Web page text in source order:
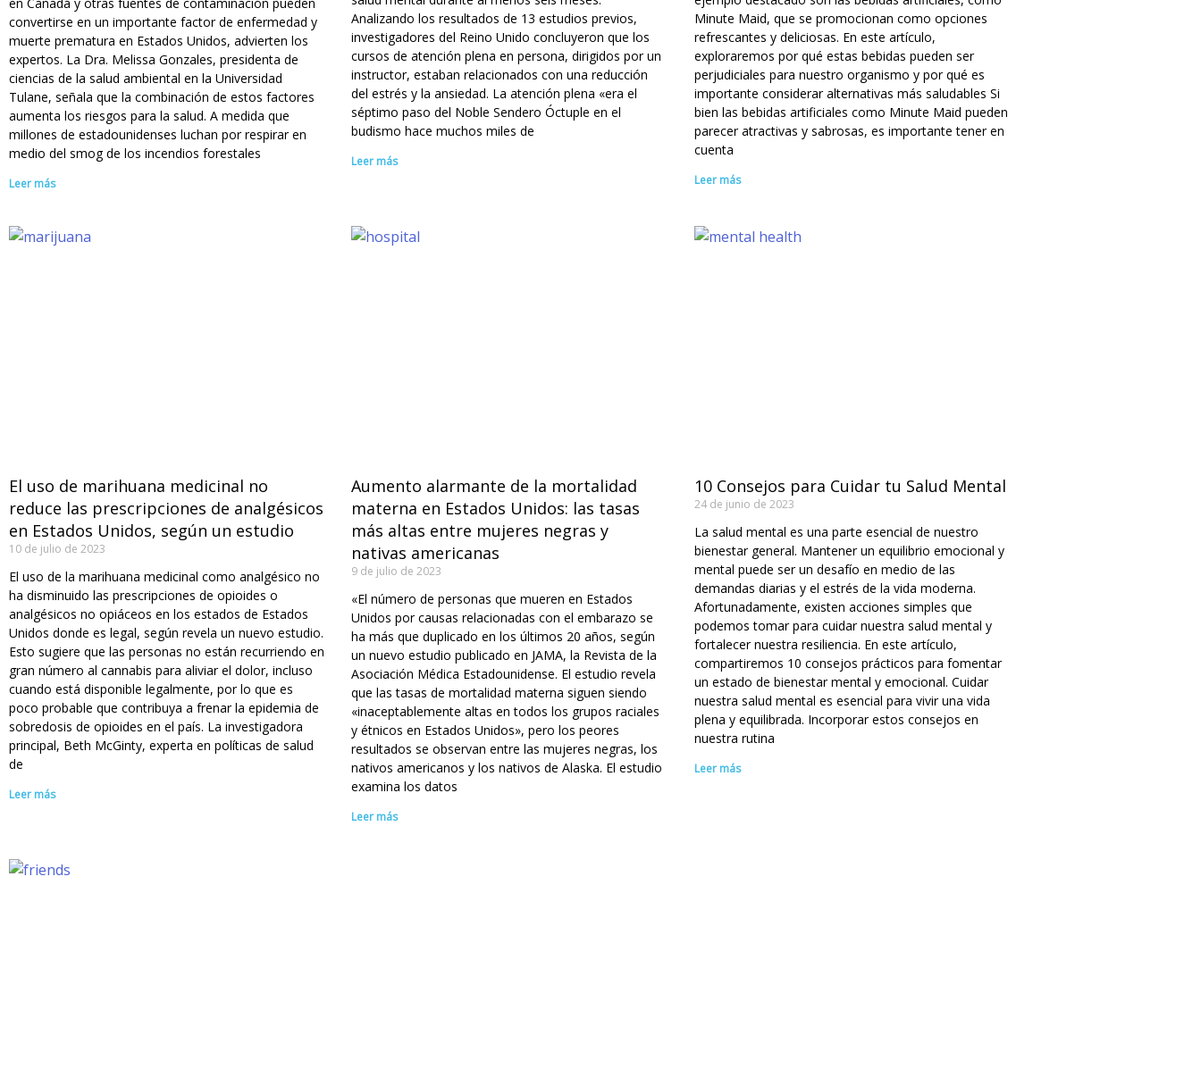
en Canadá y otras fuentes de contaminación pueden
convertirse en un importante factor de enfermedad y
muerte prematura en Estados Unidos, advierten los
expertos. La Dra. Melissa Gonzales, presidenta de
ciencias de la salud ambiental en la Universidad
Tulane, señala que la combinación de estos factores
aumenta los riesgos para la salud. A medida que
millones de estadounidenses luchan por respirar en
medio del smog de los incendios forestales
Leer más
Analizando los resultados de 13 estudios previos,
investigadores del Reino Unido concluyeron que los
cursos de atención plena en persona, dirigidos por un
instructor, estaban relacionados con una reducción
del estrés y la ansiedad. La atención plena «era el
séptimo paso del Noble Sendero Óctuple en el
budismo hace muchos miles de
Leer más
Minute Maid, que se promocionan como opciones
refrescantes y deliciosas. En este artículo,
exploraremos por qué estas bebidas pueden ser
perjudiciales para nuestro organismo y por qué es
importante considerar alternativas más saludables Si
bien las bebidas artificiales como Minute Maid pueden
parecer atractivas y sabrosas, es importante tener en
cuenta
Leer más
El uso de marihuana medicinal no
reduce las prescripciones de analgésicos
en Estados Unidos, según un estudio
10 de julio de 2023
El uso de la marihuana medicinal como analgésico no
ha disminuido las prescripciones de opioides o
analgésicos no opiáceos en los estados de Estados
Unidos donde es legal, según revela un nuevo estudio.
Esto sugiere que las personas no están recurriendo en
gran número al cannabis para aliviar el dolor, incluso
cuando está disponible legalmente, por lo que es
poco probable que contribuya a frenar la epidemia de
sobredosis de opioides en el país. La investigadora
principal, Beth McGinty, experta en políticas de salud
de
Leer más
Aumento alarmante de la mortalidad
materna en Estados Unidos: las tasas
más altas entre mujeres negras y
nativas americanas
9 de julio de 2023
«El número de personas que mueren en Estados
Unidos por causas relacionadas con el embarazo se
ha más que duplicado en los últimos 20 años, según
un nuevo estudio publicado en JAMA, la Revista de la
Asociación Médica Estadounidense. El estudio revela
que las tasas de mortalidad materna siguen siendo
«inaceptablemente altas en todos los grupos raciales
y étnicos en Estados Unidos», pero los peores
resultados se observan entre las mujeres negras, los
nativos americanos y los nativos de Alaska. El estudio
examina los datos
Leer más
10 Consejos para Cuidar tu Salud Mental
24 de junio de 2023
La salud mental es una parte esencial de nuestro
bienestar general. Mantener un equilibrio emocional y
mental puede ser un desafío en medio de las
demandas diarias y el estrés de la vida moderna.
Afortunadamente, existen acciones simples que
podemos tomar para cuidar nuestra salud mental y
fortalecer nuestra resiliencia. En este artículo,
compartiremos 10 consejos prácticos para fomentar
un estado de bienestar mental y emocional. Cuidar
nuestra salud mental es esencial para vivir una vida
plena y equilibrada. Incorporar estos consejos en
nuestra rutina
Leer más